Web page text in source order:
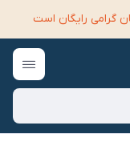
گرامی رایگان است